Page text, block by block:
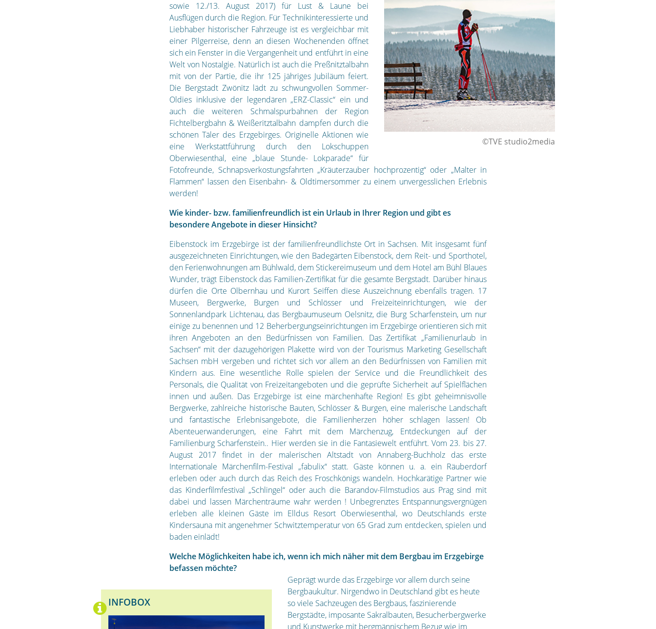
©TVE studio2media
sowie 12./13. August 2017) für Lust & Laune bei
Ausflügen durch die Region. Für Technikinteressierte und
Liebhaber historischer Fahrzeuge ist es vergleichbar mit
einer Pilgerreise, denn an diesen Wochenenden öffnet
sich ein Fenster in die Vergangenheit und entführt in eine
Welt von Nostalgie. Natürlich ist auch die Preßnitztalbahn
mit von der Partie, die ihr 125 jähriges Jubiläum feiert.
Die Bergstadt Zwönitz lädt zu schwungvollen Sommer-
Oldies inklusive der legendären „ERZ-Classic“ ein und
auch die weiteren Schmalspurbahnen der Region
Fichtelbergbahn & Weißeritztalbahn dampfen durch die
schönen Täler des Erzgebirges. Originelle Aktionen wie
eine Werkstattführung durch den Lokschuppen
Oberwiesenthal, eine „blaue Stunde- Lokparade“ für
Fotofreunde, Schnapsverkostungsfahrten „Kräuterzauber hochprozentig“ oder „Malter in
Flammen“ lassen den Eisenbahn- & Oldtimersommer zu einem unvergesslichen Erlebnis
werden!
Wie kinder- bzw. familienfreundlich ist ein Urlaub in Ihrer Region und gibt es
besondere Angebote in dieser Hinsicht?
Eibenstock im Erzgebirge ist der familienfreundlichste Ort in Sachsen. Mit insgesamt fünf
ausgezeichneten Einrichtungen, wie den Badegärten Eibenstock, dem Reit- und Sporthotel,
den Ferienwohnungen am Bühlwald, dem Stickereimuseum und dem Hotel am Bühl Blaues
Wunder, trägt Eibenstock das Familien-Zertifikat für die gesamte Bergstadt. Darüber hinaus
dürfen die Orte Olbernhau und Kurort Seiffen diese Auszeichnung ebenfalls tragen. 17
Museen, Bergwerke, Burgen und Schlösser und Freizeiteinrichtungen, wie der
Sonnenlandpark Lichtenau, das Bergbaumuseum Oelsnitz, die Burg Scharfenstein, um nur
einige zu benennen und 12 Beherbergungseinrichtungen im Erzgebirge orientieren sich mit
ihren Angeboten an den Bedürfnissen von Familien. Das Zertifikat „Familienurlaub in
Sachsen“ mit der dazugehörigen Plakette wird von der Tourismus Marketing Gesellschaft
Sachsen mbH vergeben und richtet sich vor allem an den Bedürfnissen von Familien mit
Kindern aus. Eine wesentliche Rolle spielen der Service und die Freundlichkeit des
Personals, die Qualität von Freizeitangeboten und die geprüfte Sicherheit auf Spielflächen
innen und außen. Das Erzgebirge ist eine märchenhafte Region! Es gibt geheimnisvolle
Bergwerke, zahlreiche historische Bauten, Schlösser & Burgen, eine malerische Landschaft
und fantastische Erlebnisangebote, die Familienherzen höher schlagen lassen! Ob
Abenteuerwanderungen, eine Fahrt mit dem Märchenzug, Entdeckungen auf der
Familienburg Scharfenstein.. Hier werden sie in die Fantasiewelt entführt. Vom 23. bis 27.
August 2017 findet in der malerischen Altstadt von Annaberg-Buchholz das erste
Internationale Märchenfilm-Festival „fabulix“ statt. Gäste können u. a. ein Räuberdorf
erleben oder auch durch das Reich des Froschkönigs wandeln. Hochkarätige Partner wie
das Kinderfilmfestival „Schlingel“ oder auch die Barandov-Filmstudios aus Prag sind mit
dabei und lassen Märchenträume wahr werden ! Unbegrenztes Entspannungsvergnügen
erleben alle kleinen Gäste im Elldus Resort Oberwiesenthal, wo Deutschlands erste
Kindersauna mit angenehmer Schwitztemperatur von 65 Grad zum entdecken, spielen und
baden einlädt!
Welche Möglichkeiten habe ich, wenn ich mich näher mit dem Bergbau im Erzgebirge
befassen möchte?
INFOBOX
Geprägt wurde das Erzgebirge vor allem durch seine
Bergbaukultur. Nirgendwo in Deutschland gibt es heute
so viele Sachzeugen des Bergbaus, faszinierende
Bergstädte, imposante Sakralbauten, Besucherbergwerke
und Kunstwerke mit bergmännischem Bezug wie im